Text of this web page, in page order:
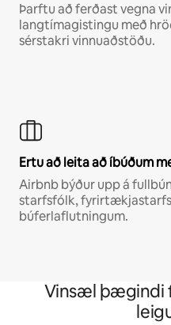
Þarftu að ferðast vegna
langtímagistingu með
sérstakri vinnuaðstöðu.
Ertu að leita að íbúðum
Airbnb býður upp á
starfsfólk,
búferlaflutningum.
Vinsæl þægindi